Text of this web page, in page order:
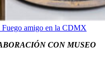
Fuego amigo en la CDMX
CON MUSEO